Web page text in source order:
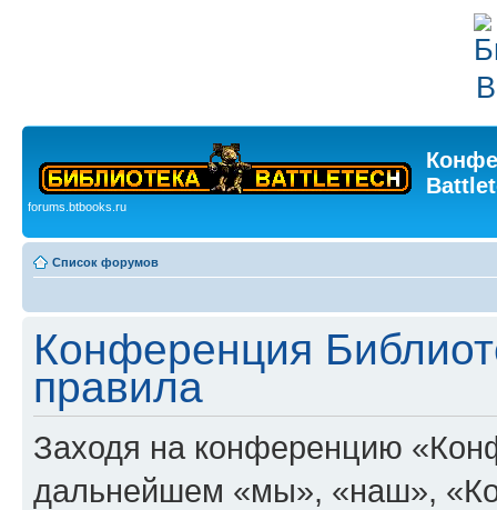
forums.btbooks.ru
Список форумов
Конференция
правила
Заходя на конференцию
дальнейшем «мы», «наш»,